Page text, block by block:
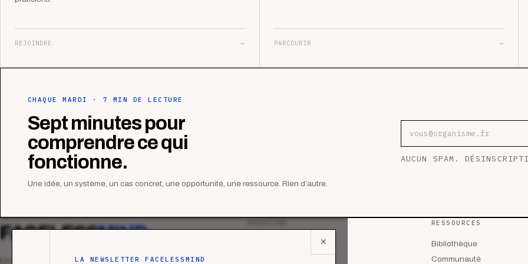
REJOINDRE → PARCOURIR →
CHAQUE MARDI · 7 MIN DE LECTURE
Sept minutes pour
comprendre ce qui
fonctionne.
Une idée, un système, un cas concret, une opportunité, une ressource. Rien d’autre.
Adresse e-mail
AUCUN SPAM.
✕
LA NEWSLETTER FACELESSMIND
FACELESSMIND
Le média qui mesurent la performance
RESSOURCES
Bibliothèque
Communauté